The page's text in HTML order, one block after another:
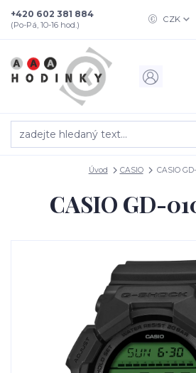
CZK
+420 602 381 884
(Po-Pá, 10-16 hod.)
Úvod CASIO CASIO
CASIO GD-